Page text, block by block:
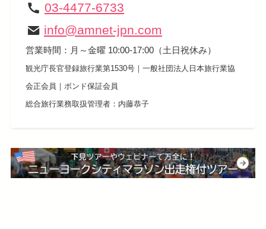
03-4477-6733
info@amnet-jpn.com
営業時間：月～金曜 10:00-17:00（土日祝休み）
​観光庁長官登録旅行業第1530号｜一般社団法人日本旅行業協
会正会員｜ボンド保証会員
総合旅行業務取扱管理者：内藤恭子